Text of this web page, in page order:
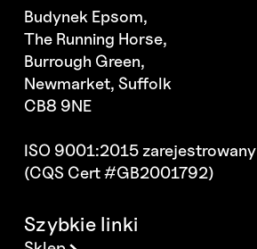
Budynek Epsom,
The Running Horse,
Burrough Green,
Newmarket, Suffolk
CB8 9NE
ISO 9001:2015 zarejestrowany
(CQS Cert #GB2001792)
Szybkie linki